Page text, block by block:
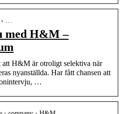
…
med H&M –
H&M är otroligt selektiva när
nyanställda. Har fått chansen att
…